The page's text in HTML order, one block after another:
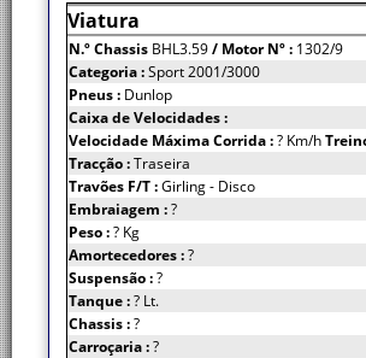
Viatura
N.º Chassis BHL3.59/ Motor Nº : 1302/9
Categoria :Sport 2001/3000
Pneus : Dunlop
Caixa de Velocidades :
Velocidade Máxima Corrida :? Km/h
Tracção :Traseira
Travões F/T :Girling - Disco
Embraiagem :?
Peso :? Kg
Amortecedores :?
Suspensão :?
Tanque :? Lt.
Chassis :?
Carroçaria :?